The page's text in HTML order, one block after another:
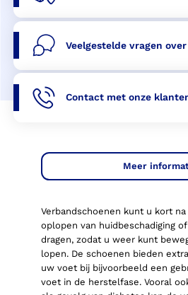
Veelgestelde vragen
Contact met onze
Meer
Verbandschoenen kunt u kort
oplopen van huidbeschadiging
dragen, zodat u weer kunt
lopen.De schoenen bieden
uw voet bij bijvoorbeeld een
voet in de herstelfase. Vooral